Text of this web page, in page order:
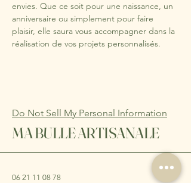
envies. Que ce soit pour une naissance, un
anniversaire ou simplement pour faire
plaisir, elle saura vous accompagner dans la
réalisation de vos projets personnalisés.
Do Not Sell My Personal Information
MA BULLE ARTISANALE
06 21 11 08 78